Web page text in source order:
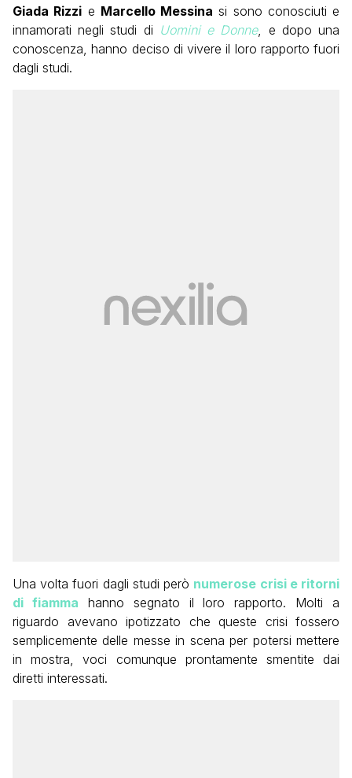
Giada Rizzi e Marcello Messina si sono conosciuti e
innamorati negli studi di Uomini e Donne, e dopo una
conoscenza, hanno deciso di vivere il loro rapporto fuori
dagli studi.
Una volta fuori dagli studi però numerose crisi e ritorni
di fiamma hanno segnato il loro rapporto. Molti a
riguardo avevano ipotizzato che queste crisi fossero
semplicemente delle messe in scena per potersi mettere
in mostra, voci comunque prontamente smentite dai
diretti interessati.